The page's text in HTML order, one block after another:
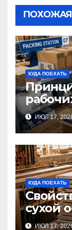
ПОХОЖАЯ
КУДА ПОЕХАТЬ
иИЮЛ 17,
КУДА ПОЕХАТЬ
сухой
доски
ИЮЛ 17,